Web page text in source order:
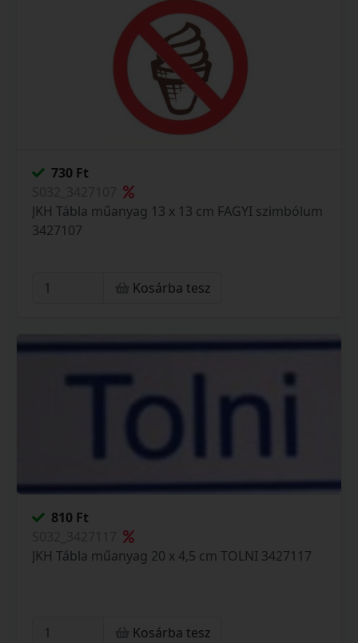
730 Ft
JKH Tábla műanyag 13 x 13 cm FAGYI szimbólum
3427107
Kosárba tesz
810 Ft
JKH Tábla műanyag 20 x 4,5 cm TOLNI 3427117
Kosárba tesz